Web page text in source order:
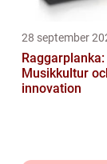
28 september
Raggarplanka:
Musikkultur
innovation